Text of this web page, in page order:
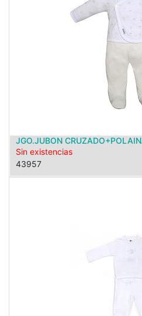
JGO.JUBON
Sin existencias
43957